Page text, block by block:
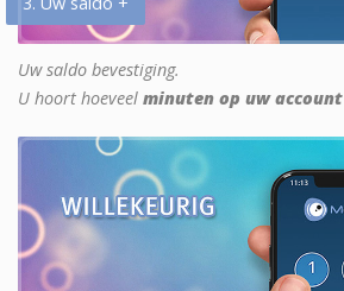
Uw saldo bevestiging.
U hoort hoeveel minuten op uw account